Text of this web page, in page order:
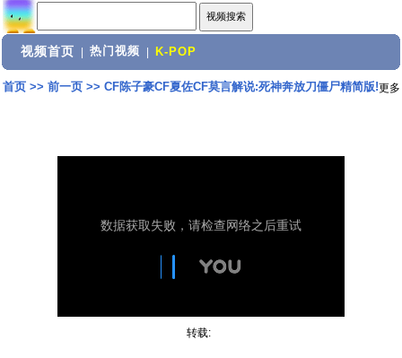
视频首页 热门视频 K-POP
首页>> 前一页>> CF陈子豪CF夏佐CF莫言解说:死神奔放刀僵尸精简版!更多
转载: